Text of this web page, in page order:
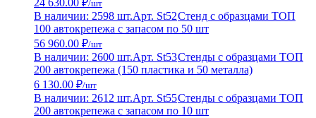
/шт
В наличии: 2598 шт.Арт. St52Стенд с образцами ТОП
100 автокрепежа с запасом по 50 шт
56 960.00 ₽/шт
В наличии: 2600 шт.Арт. St53Стенды с образцами ТОП
200 автокрепежа (150 пластика и 50 металла)
6 130.00 ₽/шт
В наличии: 2612 шт.Арт. St55Стенды с образцами ТОП
200 автокрепежа с запасом по 10 шт